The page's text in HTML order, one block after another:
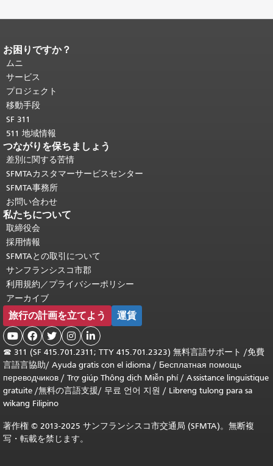
ページコンテンツの終わり。
ジの残りの部分はすべてのページで繰
り返されます。
頭に戻る。
お困りですか？
ムニ
サービス
プロジェクト
移動手段
SF 311
511 地域情報
つながりを保ちましょう
差別に関する苦情
SFMTAカスタマーサービスセンター
SFMTA事務所
お問い合わせ
私たちについて
取締役会
採用情報
SFMTAとの取引について
サンフランシスコ市郡
利用規約／プライバシーポリシー
アーカイブ
旅行の計画を立てよう 運賃
    
☎ 311 (SF 415.701.2311; TTY 415.701.2323) 無料言語サポート /免費
言語言協助/ Ayuda gratis con el idioma / Бесплатная помощь
переводчиков / Trợ giúp Thông dịch Miễn phí/ Assistance linguistique
gratuite /無料の言語支援/ 무료 언어 지원 / Libreng tulong para sa
wikang Filipino
著作権 © 2013-2025 サンフランシスコ市交通局 (SFMTA)。無断複
写・転載を禁じます。